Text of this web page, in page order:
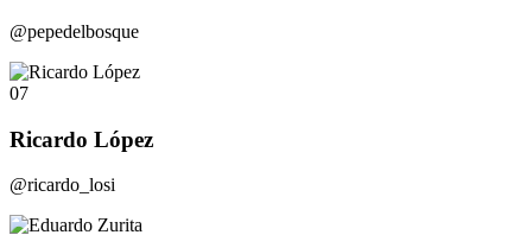
@pepedelbosque
07
Ricardo López
@ricardo_losi